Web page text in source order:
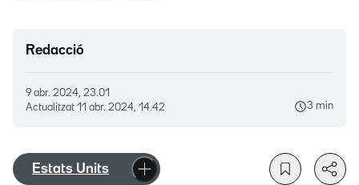
Redacció
9 abr. 2024, 23.01
Actualitzat 11 abr. 2024, 14.42 3 min
Estats Units